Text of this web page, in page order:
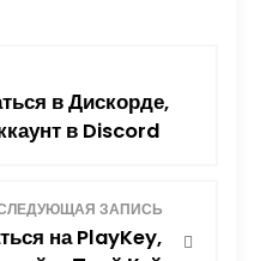
в Дискорде,
в Discord
ЗАПИСЬ
на PlayKey,